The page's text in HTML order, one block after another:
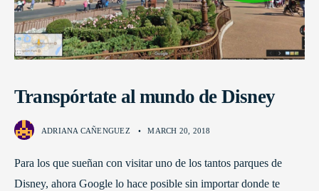
Transpórtate al mundo de Disney
ADRIANA CAÑENGUEZ • MARCH 20, 2018
Para los que sueñan con visitar uno de los tantos parques de
Disney, ahora Google lo hace posible sin importar donde te